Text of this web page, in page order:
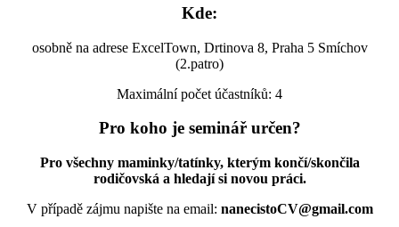
Kde:
osobně na adrese ExcelTown, Drtinova 8, Praha 5 Smíchov
(2.patro)
Maximální počet účastníků: 4
Pro koho je seminář určen?
Pro všechny maminky/tatínky, kterým končí/skončila
rodičovská a hledají si novou práci.
V případě zájmu napište na email: nanecistoCV@gmail.com